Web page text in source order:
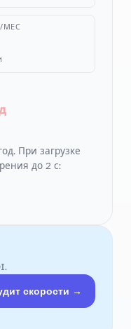
МЕС
При загрузке
до 2 с:
скорости →